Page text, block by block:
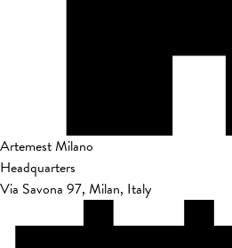
Artemest Milano
Headquarters
Via Savona 97, Milan, Italy